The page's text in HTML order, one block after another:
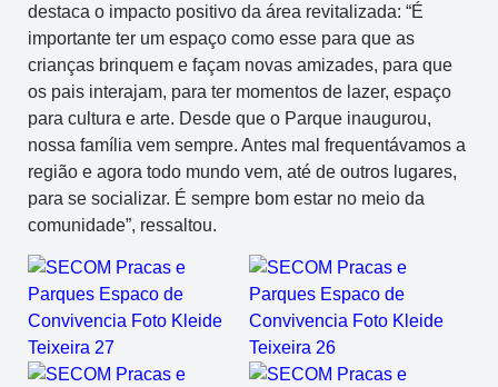
destaca o impacto positivo da área revitalizada: “É
importante ter um espaço como esse para que as
crianças brinquem e façam novas amizades, para que
os pais interajam, para ter momentos de lazer, espaço
para cultura e arte. Desde que o Parque inaugurou,
nossa família vem sempre. Antes mal frequentávamos a
região e agora todo mundo vem, até de outros lugares,
para se socializar. É sempre bom estar no meio da
comunidade”, ressaltou.